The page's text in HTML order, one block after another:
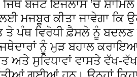
ਬਜਟ ਇਜਲਾਸ ’ਚ
ਮਜਬੂਰ ਕੀਤਾ ਜਾਵੇਗਾ ਕਿ
ਤੇ ਪੰਥ ਵਿਰੋਧੀ ਫ਼ੈਸਲੇ ਨੂੰ
ਜਥੇਦਾਰਾਂ ਨੂੰ ਮੁੜ ਬਹਾਲ
ਅਤੇ ਸੁਵਿਧਾਵਾਂ ਵਾਸਤੇ ਵੱਖ-